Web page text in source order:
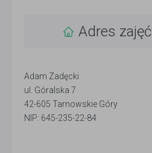
Adres zajęć
Adam Zadęcki
ul. Góralska 7
42-605 Tarnowskie Góry
NIP: 645-235-22-84